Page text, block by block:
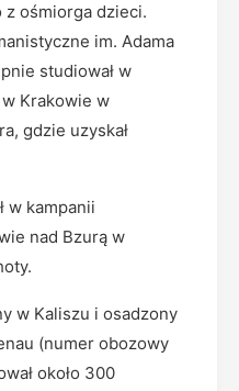
z ośmiorga dzieci.
im. Adama
studiował w
Krakowie w
gdzie uzyskał
w kampanii
nad Bzurą w
w Kaliszu i osadzony
(numer obozowy
około 300